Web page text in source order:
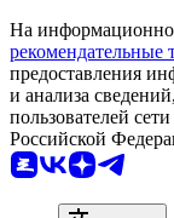
На
рекомендательные
предоставления
и анализа
пользователей
Российской